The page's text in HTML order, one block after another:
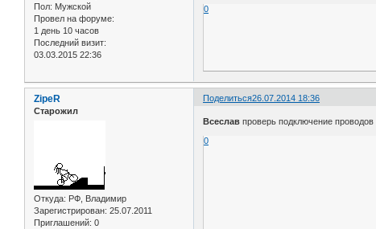
Пол: Мужской
Провел на форуме:
1 день 10 часов
Последний визит:
03.03.2015 22:36
0
Поделиться26.07.2014 18:36
ZipeR
Старожил
Откуда: РФ, Владимир
Зарегистрирован: 25.07.2011
Приглашений: 0
Всеслав проверь подключение
0